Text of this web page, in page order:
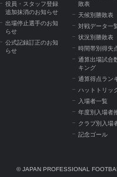
役員・スタッフ登録
追加抹消のお知らせ
出場停止選手のお知
らせ
公式記録訂正のお知
らせ
敗表
天候別勝敗表
対戦データ一
状況別勝敗表
時間帯別得失
通算出場試合
キング
通算得点ラン
ハットトリッ
入場者一覧
年度別入場者
クラブ別入場
記念ゴール
© JAPAN PROFESSIONAL